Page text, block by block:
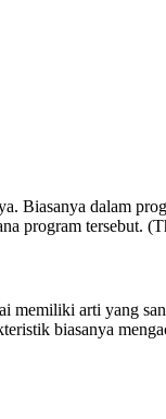
Biasanya dalam
program tersebut.
memiliki arti yang
biasanya